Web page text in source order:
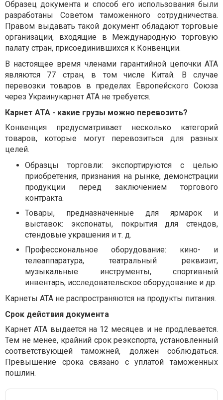
Образец документа и способ его использования были
разработаны Советом таможенного сотрудничества.
Правом выдавать такой документ обладают торговые
организации, входящие в Международную торговую
палату стран, присоединившихся к Конвенции.
В настоящее время членами гарантийной цепочки ATA
являются 77 стран, в том числе Китай. В случае
перевозки товаров в пределах Европейского Союза
через Украинукарнет АТА не требуется.
Карнет АТА - какие грузы можно перевозить?
Конвенция предусматривает несколько категорий
товаров, которые могут перевозиться для разных
целей.
Образцы торговли: экспортируются с целью
приобретения, признания на рынке, демонстрации
продукции перед заключением торгового
контракта.
Товары, предназначенные для ярмарок и
выставок: экспонаты, покрытия для стендов,
стендовые украшения и т. д.
Профессиональное оборудование: кино- и
телеаппаратура, театральный реквизит,
музыкальные инструменты, спортивный
инвентарь, исследовательское оборудование и др.
Карнеты АТА не распространяются на продукты питания.
Срок действия документа
Карнет АТА выдается на 12 месяцев и не продлевается.
Тем не менее, крайний срок реэкспорта, установленный
соответствующей таможней, должен соблюдаться.
Превышение срока связано с уплатой таможенных
пошлин.